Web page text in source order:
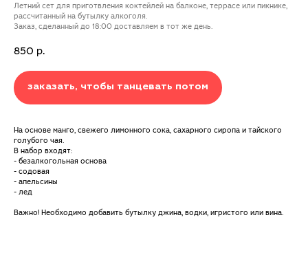
Летний сет для приготвления коктейлей на балконе, террасе или пикнике,
рассчитанный на бутылку алкоголя.
Заказ, сделанный до 18:00 доставляем в тот же день.
850 р.
заказать, чтобы танцевать потом
На основе манго, свежего лимонного сока, сахарного сиропа и тайского
голубого чая.
В набор входят:
- безалкогольная основа
- содовая
- апельсины
- лед
Важно! Необходимо добавить бутылку джина, водки, игристого или вина.